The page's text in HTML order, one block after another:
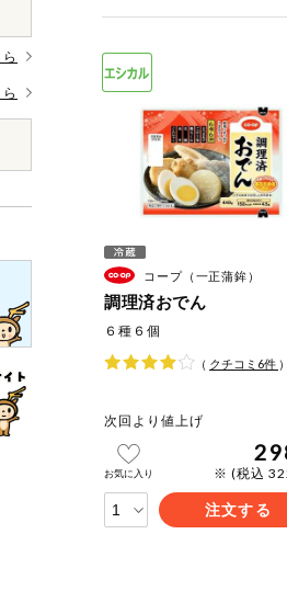
コープ（一正蒲鉾）
調理済おでん
６種６個
（ クチコミ 6件
次回より値上げ
お気に入り ※ (税込
注文する